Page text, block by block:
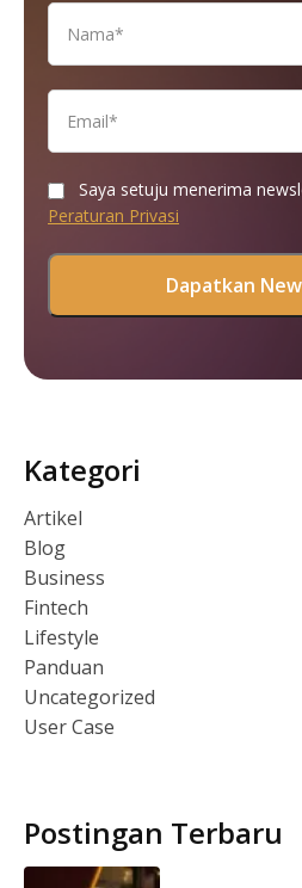
Saya setuju menerima
Peraturan Privasi
Kategori
Artikel
Blog
Business
Fintech
Lifestyle
Panduan
Uncategorized
User Case
Postingan Terbaru